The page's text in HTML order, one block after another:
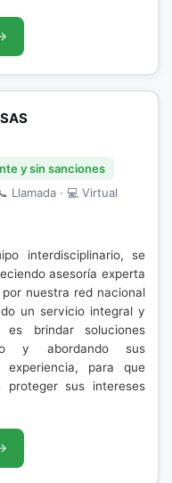
y sin sanciones
Llamada · 💻 Virtual
interdisciplinario, se
asesoría experta
nuestra red nacional
un servicio integral y
es brindar soluciones
y abordando sus
para que
sus intereses